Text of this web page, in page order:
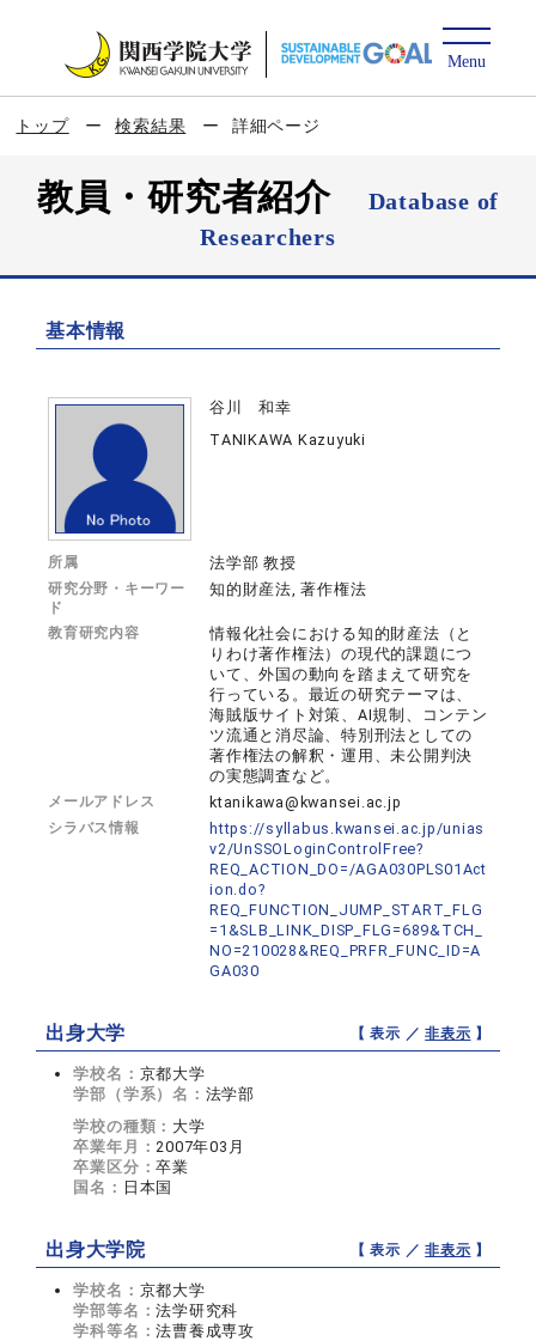
トップ 検索結果 詳細ページ
教員・研究者紹介
Database of
Researchers
基本情報
谷川 和幸
TANIKAWA Kazuyuki
所属 法学部 教授
研究分野・キーワー
ド
知的財産法, 著作権法
教育研究内容
情報化社会における知的財産法（と
りわけ著作権法）の現代的課題につ
いて、外国の動向を踏まえて研究を
行っている。最近の研究テーマは、
海賊版サイト対策、AI規制、コンテン
ツ流通と消尽論、特別刑法としての
著作権法の解釈・運用、未公開判決
の実態調査など。
メールアドレス ktanikawa@kwansei.ac.jp
シラバス情報
https://syllabus.kwansei.ac.jp/unias
v2/UnSSOLoginControlFree?
REQ_ACTION_DO=/AGA030PLS01Act
ion.do?
REQ_FUNCTION_JUMP_START_FLG
=1&SLB_LINK_DISP_FLG=689&TCH_
NO=210028&REQ_PRFR_FUNC_ID=A
GA030
出身大学 【 表示 ／非表示 】
学校名： 京都大学
学部（学系）名： 法学部
学校の種類： 大学
卒業年月：2007年03月
卒業区分：卒業
国名： 日本国
出身大学院 【 表示 ／非表示 】
学校名： 京都大学
学部等名：法学研究科
学科等名：法曹養成専攻